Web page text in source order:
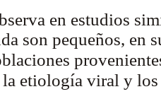
en estudios
son pequeños, en
etiología viral y